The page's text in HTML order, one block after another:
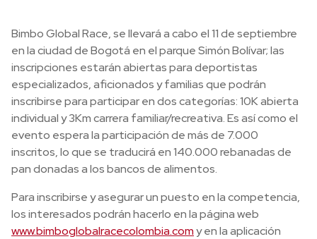
Bimbo Global Race, se llevará a cabo el 11 de septiembre
en la ciudad de Bogotá en el parque Simón Bolívar; las
inscripciones estarán abiertas para deportistas
especializados, aficionados y familias que podrán
inscribirse para participar en dos categorías: 10K abierta
individual y 3Km carrera familiar/recreativa. Es así como el
evento espera la participación de más de 7.000
inscritos, lo que se traducirá en 140.000 rebanadas de
pan donadas a los bancos de alimentos.
Para inscribirse y asegurar un puesto en la competencia,
los interesados podrán hacerlo en la página web
www.bimboglobalracecolombia.comy en la aplicación